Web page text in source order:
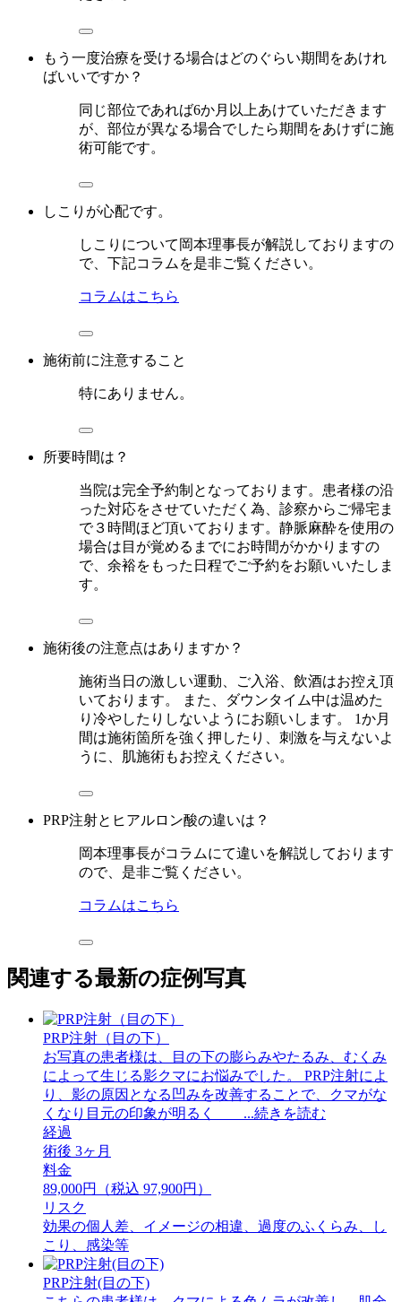
もう一度治療を受ける場合はどのぐらい期間をあけれ
ばいいですか？
同じ部位であれば6か月以上あけていただきます
が、部位が異なる場合でしたら期間をあけずに施
術可能です。
しこりが心配です。
しこりについて岡本理事長が解説しておりますの
で、下記コラムを是非ご覧ください。
コラムはこちら
施術前に注意すること
特にありません。
所要時間は？
当院は完全予約制となっております。患者様の沿
った対応をさせていただく為、診察からご帰宅ま
で３時間ほど頂いております。静脈麻酔を使用の
場合は目が覚めるまでにお時間がかかりますの
で、余裕をもった日程でご予約をお願いいたしま
す。
施術後の注意点はありますか？
施術当日の激しい運動、ご入浴、飲酒はお控え頂
いております。 また、ダウンタイム中は温めた
り冷やしたりしないようにお願いします。 1か月
間は施術箇所を強く押したり、刺激を与えないよ
うに、肌施術もお控えください。
PRP注射とヒアルロン酸の違いは？
岡本理事長がコラムにて違いを解説しております
ので、是非ご覧ください。
コラムはこちら
関連する最新の症例写真
PRP注射（目の下）
お写真の患者様は、目の下の膨らみやたるみ、むくみ
によって生じる影クマにお悩みでした。 PRP注射によ
り、影の原因となる凹みを改善することで、クマがな
くなり目元の印象が明るく ...続きを読む
経過
術後 3ヶ月
料金
89,000円（税込 97,900円）
リスク
効果の個人差、イメージの相違、過度のふくらみ、し
こり、感染等
PRP注射(目の下)